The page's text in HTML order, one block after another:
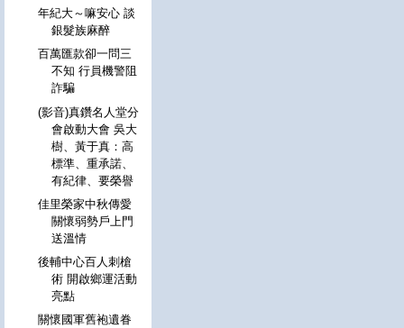
年紀大～嘛安心 談
銀髮族麻醉
百萬匯款卻一問三
不知 行員機警阻
詐騙
(影音)真鑽名人堂分
會啟動大會 吳大
樹、黃于真：高
標準、重承諾、
有紀律、要榮譽
佳里榮家中秋傳愛
關懷弱勢戶上門
送溫情
後輔中心百人刺槍
術 開啟鄉運活動
亮點
關懷國軍舊袍遺眷